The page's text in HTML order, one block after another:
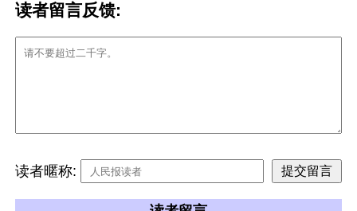
读者留言反馈:
读者暱称: